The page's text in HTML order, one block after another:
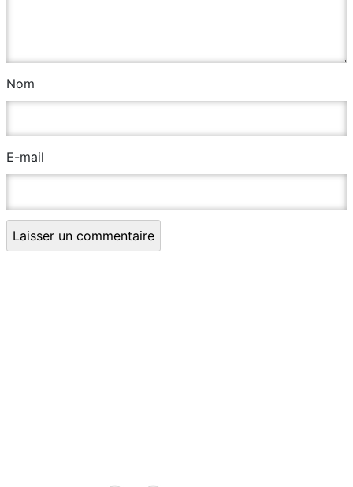
Nom
E-mail